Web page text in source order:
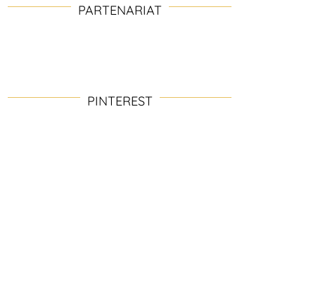
PARTENARIAT
PINTEREST